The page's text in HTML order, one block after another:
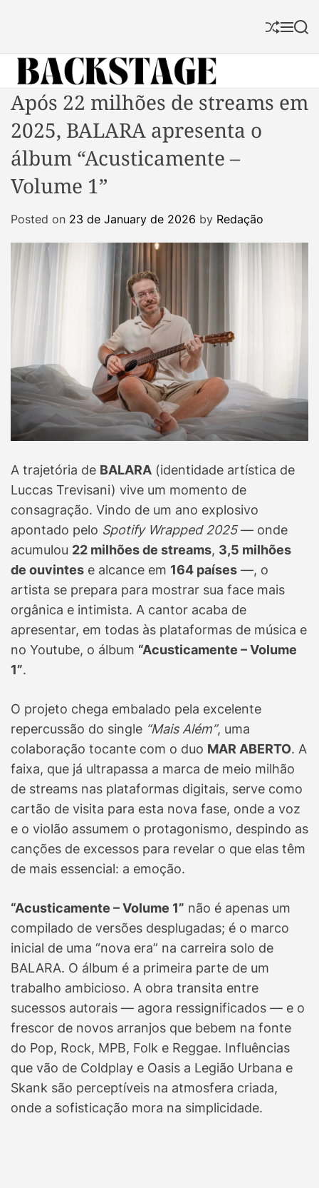
S
f
l
M S
c
h
B
a
c
k
s
t
g
Após 22 milhões de streams em
2025, BALARA apresenta o
álbum “Acusticamente –
Volume 1”
Posted on 23 de January de 2026 by Redação
A trajetória de BALARA (identidade artística de
Luccas Trevisani) vive um momento de
consagração. Vindo de um ano explosivo
apontado pelo Spotify Wrapped 2025— onde
acumulou 22 milhões de streams, 3,5 milhões
de ouvintes e alcance em 164 países —, o
artista se prepara para mostrar sua face mais
orgânica e intimista. A cantor acaba de
apresentar, em todas às plataformas de música e
no Youtube, o álbum “Acusticamente – Volume
1”.
O projeto chega embalado pela excelente
repercussão do single “Mais Além”, uma
colaboração tocante com o duo MAR ABERTO. A
faixa, que já ultrapassa a marca de meio milhão
de streams nas plataformas digitais, serve como
cartão de visita para esta nova fase, onde a voz
e o violão assumem o protagonismo, despindo as
canções de excessos para revelar o que elas têm
de mais essencial: a emoção.
“Acusticamente – Volume 1” não é apenas um
compilado de versões desplugadas; é o marco
inicial de uma “nova era” na carreira solo de
BALARA. O álbum é a primeira parte de um
trabalho ambicioso. A obra transita entre
sucessos autorais — agora ressignificados — e o
frescor de novos arranjos que bebem na fonte
do Pop, Rock, MPB, Folk e Reggae. Influências
que vão de Coldplay e Oasis a Legião Urbana e
Skank são perceptíveis na atmosfera criada,
onde a sofisticação mora na simplicidade.